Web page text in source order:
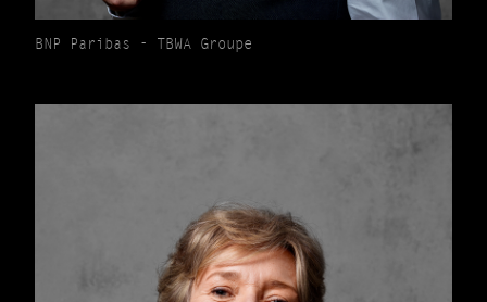
BNP Paribas - TBWA Groupe